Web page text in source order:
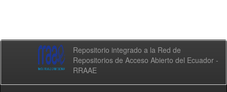
Repositorio integrado a la Red de
Repositorios de Acceso Abierto del Ecuador -
RRAAE